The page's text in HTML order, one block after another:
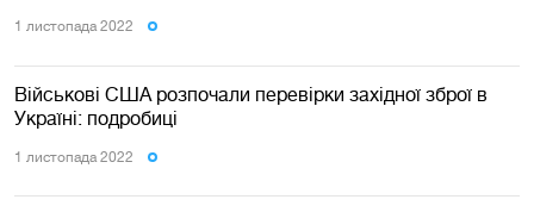
1 листопада 2022
Військові США розпочали перевірки західної зброї в
Україні: подробиці
1 листопада 2022